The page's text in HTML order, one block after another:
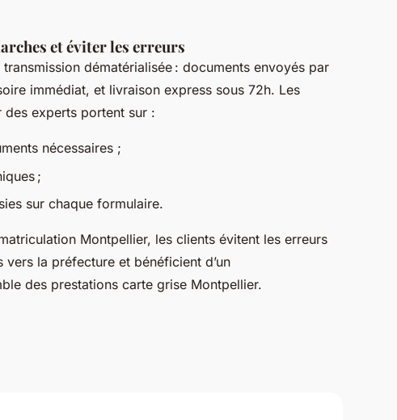
et éviter les erreurs
dématérialisée : documents envoyés par
immédiat, et livraison express sous 72h. Les
experts portent sur :
nécessaires ;
;
sur chaque formulaire.
Montpellier, les clients évitent les erreurs
la préfecture et bénéficient d’un
des prestations carte grise Montpellier.